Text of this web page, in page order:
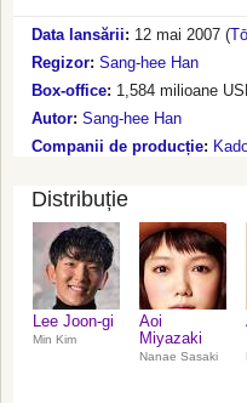
Data lansării: 12 mai 2007 (
Regizor: Sang-hee Han
Box-office: 1,584 milioane
Autor: Sang-hee Han
Companii de producție:
Distribuție
Lee Joon‑gi
Min Kim
Aoi
Miyazaki
Nanae Sasaki